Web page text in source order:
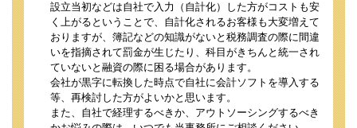
設立当初などは自社で入力（自計化）した方がコストも安
く上がるということで、自計化されるお客様も大変増えて
おりますが、簿記などの知識がないと税務調査の際に間違
いを指摘されて罰金が生じたり、科目がきちんと統一され
ていないと融資の際に困る場合があります。
会社が黒字に転換した時点で自社に会計ソフトを導入する
等、再検討した方がよいかと思います。
また、自社で経理するべきか、アウトソーシングするべき